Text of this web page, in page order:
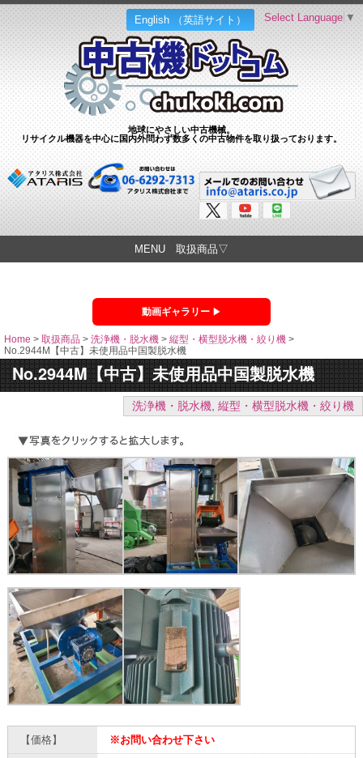
English （英語サイト）
地球にやさしい中古機械。
リサイクル機器を中心に国内外問わず数多くの中古物件を取り扱っております。
Select Language ▼
MENU 取扱商品▽
動画ギャラリー
Home > 取扱商品 > 洗浄機・脱水機 > 縦型・横型脱水機・絞り機 >
No.2944M【中古】未使用品中国製脱水機
No.2944M【中古】未使用品中国製脱水機
洗浄機・脱水機, 縦型・横型脱水機・絞り機
【価格】 ※お問い合わせ下さい